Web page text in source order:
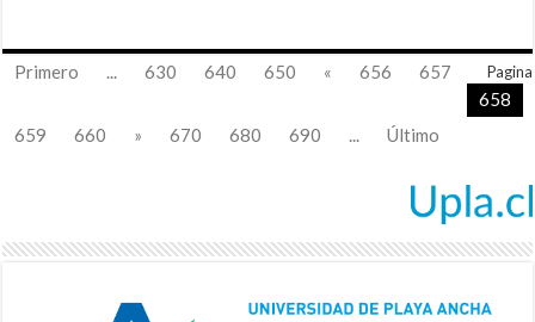
Pagina
Primero ... 630 640 650 « 656
657
658
659
660 » 670 680 690 ... Último